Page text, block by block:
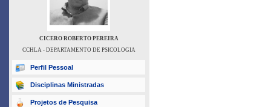
CICERO ROBERTO PEREIRA
CCHLA - DEPARTAMENTO DE PSICOLOGIA
Perfil Pessoal
Disciplinas Ministradas
Projetos de Pesquisa